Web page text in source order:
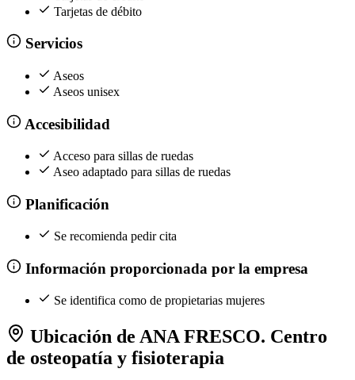
Tarjetas de débito
Servicios
Aseos
Aseos unisex
Accesibilidad
Acceso para sillas de ruedas
Aseo adaptado para sillas de ruedas
Planificación
Se recomienda pedir cita
Información proporcionada por la empresa
Se identifica como de propietarias mujeres
Ubicación de ANA FRESCO. Centro
de osteopatía y fisioterapia